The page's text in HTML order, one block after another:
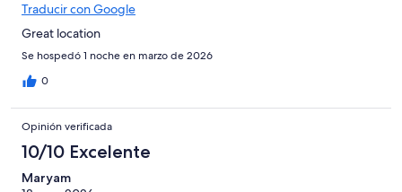
Traducir con Google
Great location
Se hospedó 1 noche en marzo de 2026
0
Opinión verificada
10/10 Excelente
Maryam